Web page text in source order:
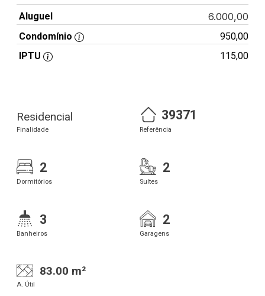
Aluguel 6.000,00
Condomínio
950,00
IPTU
115,00
Residencial
Finalidade
39371
Referência
2
Dormitórios
2
Suítes
3
Banheiros
2
Garagens
83.00 m²
A. Útil